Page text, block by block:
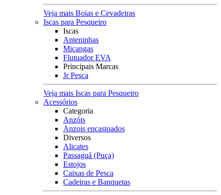
Veja mais Boias e Cevadeiras
Iscas para Pesqueiro
Iscas
Anteninhas
Miçangas
Flutuador EVA
Principais Marcas
Jr Pesca
Veja mais Iscas para Pesqueiro
Acessórios
Categoria
Anzóis
Anzois encastoados
Diversos
Alicates
Passaguá (Puça)
Estojos
Caixas de Pesca
Cadeiras e Banquetas